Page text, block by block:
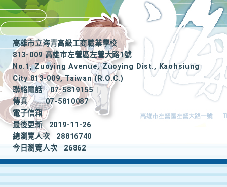
高雄市立海青高級工商職業學校
813-009 高雄市左營區左營大路1號
No.1, Zuoying Avenue, Zuoying Dist., Kaohsiung
City 813-009, Taiwan (R.O.C.)
聯絡電話
07-5819155
|
傳真
07-5810087
電子信箱
最後更新
2019-11-26
總瀏覽人次
28816740
今日瀏覽人次
26862